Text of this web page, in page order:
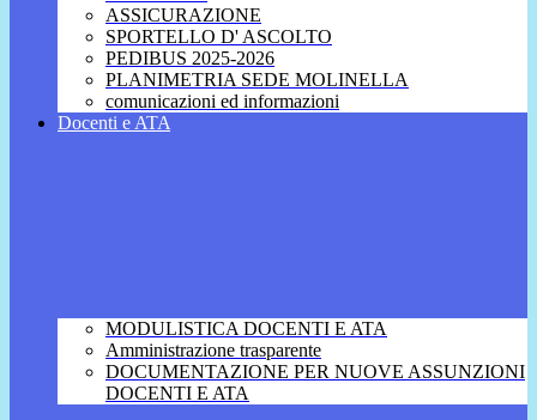
ASSICURAZIONE
SPORTELLO D' ASCOLTO
PEDIBUS 2025-2026
PLANIMETRIA SEDE MOLINELLA
comunicazioni ed informazioni
Docenti e ATA
MODULISTICA DOCENTI E ATA
Amministrazione trasparente
DOCUMENTAZIONE PER NUOVE ASSUNZIONI
DOCENTI E ATA